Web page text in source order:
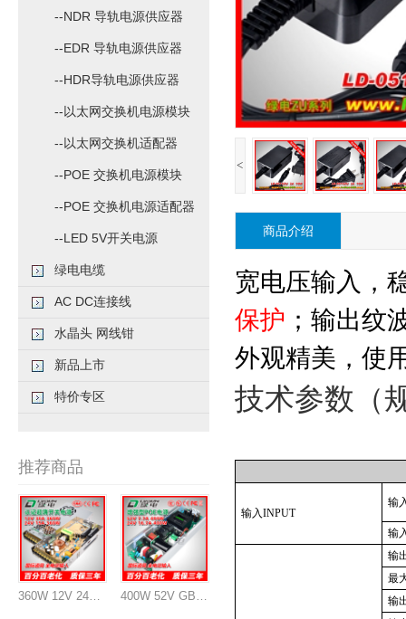
<
商品介绍
宽电压输入，
保护 ；输出纹
外观精美，使
技术参数（
输入INPUT
输
输
输
最
输
--NDR 导轨电源供应器
--EDR 导轨电源供应器
--HDR导轨电源供应器
--以太网交换机电源模块
--以太网交换机适配器
--POE 交换机电源模块
--POE 交换机电源适配器
--LED 5V开关电源
绿电电缆
AC DC连接线
水晶头 网线钳
新品上市
特价专区
推荐商品
360W 12V 24V 认证开关电源 400W 52V GB系列POE交换机电源模块